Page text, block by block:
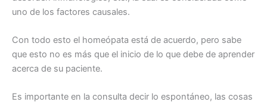
uno de los factores causales.
Con todo esto el homeópata está de acuerdo, pero sabe
que esto no es más que el inicio de lo que debe de aprender
acerca de su paciente.
Es importante en la consulta decir lo espontáneo, las cosas